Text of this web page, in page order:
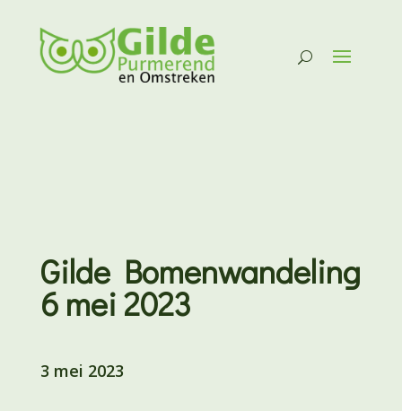
Gilde Bomenwandeling
6 mei 2023
3 mei 2023